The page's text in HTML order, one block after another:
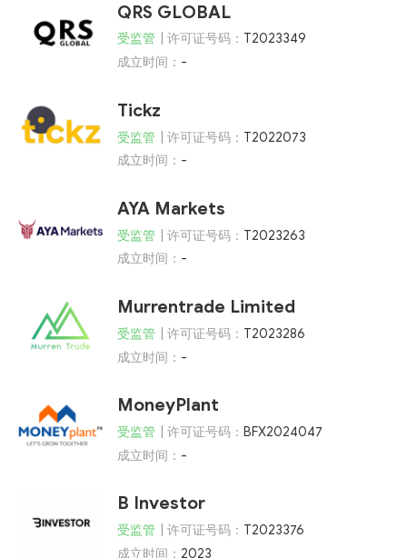
QRS GLOBAL
受监管 | 许可证号码： T2023349
成立时间： -
Tickz
受监管 | 许可证号码： T2022073
成立时间： -
AYA Markets
受监管 | 许可证号码： T2023263
成立时间： -
Murrentrade Limited
受监管 | 许可证号码： T2023286
成立时间： -
MoneyPlant
受监管 | 许可证号码： BFX2024047
成立时间： -
B Investor
受监管 | 许可证号码： T2023376
成立时间： 2023